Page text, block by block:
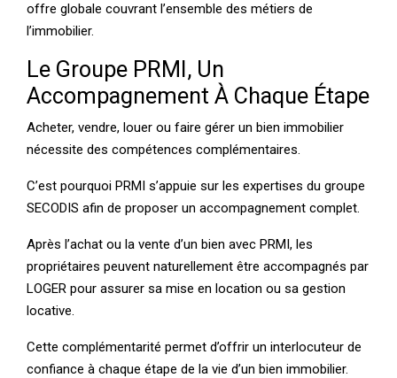
offre globale couvrant l’ensemble des métiers de
l’immobilier.
Le Groupe PRMI, Un
Accompagnement À Chaque Étape
Acheter, vendre, louer ou faire gérer un bien immobilier
nécessite des compétences complémentaires.
C’est pourquoi PRMI s’appuie sur les expertises du groupe
SECODIS afin de proposer un accompagnement complet.
Après l’achat ou la vente d’un bien avec PRMI, les
propriétaires peuvent naturellement être accompagnés par
LOGER pour assurer sa mise en location ou sa gestion
locative.
Cette complémentarité permet d’offrir un interlocuteur de
confiance à chaque étape de la vie d’un bien immobilier.